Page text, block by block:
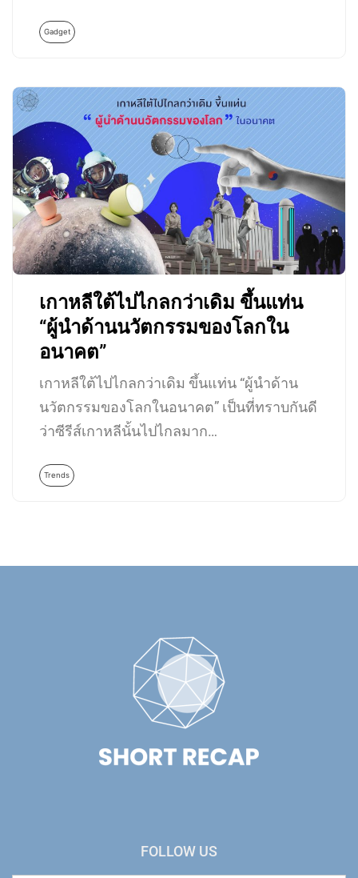
Gadget
เกาหลีใต้ไปไกลกว่าเดิม ขึ้นแท่น
“ผู้นำด้านนวัตกรรมของโลกใน
อนาคต”
เกาหลีใต้ไปไกลกว่าเดิม ขึ้นแท่น “ผู้นำด้าน
นวัตกรรมของโลกในอนาคต” เป็นที่ทราบกันดี
ว่าซีรีส์เกาหลีนั้นไปไกลมาก…
Trends
FOLLOW US